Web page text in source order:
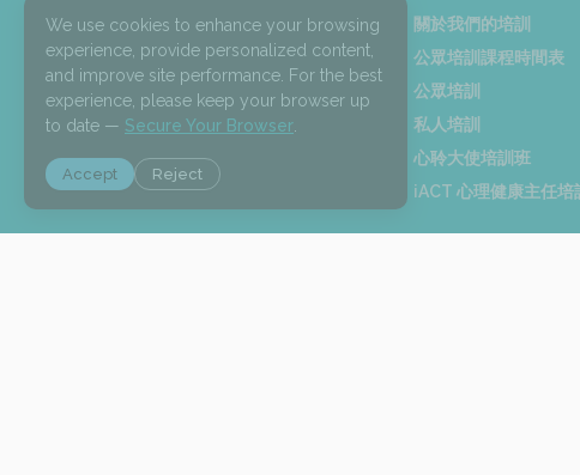
服務
大埔心聆支援服務
免費心理健康諮詢
宏利 x 香港心聆免費心理健康會談諮詢
健康心靈先導計劃
關於我們的培訓
公眾培訓課程時間表
公眾培訓
私人培訓
心聆大使培訓班
iACT 心理健康主任培
We use cookies to enhance your browsing
experience, provide personalized content,
and improve site performance. For the best
experience, please keep your browser up
to date — Secure Your Browser
Accept Reject